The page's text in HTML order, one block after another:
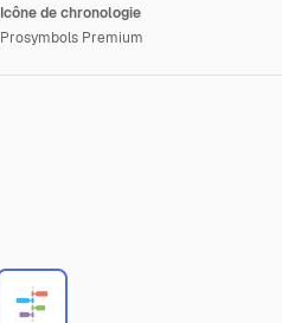
Icône de chronologie
Prosymbols Premium